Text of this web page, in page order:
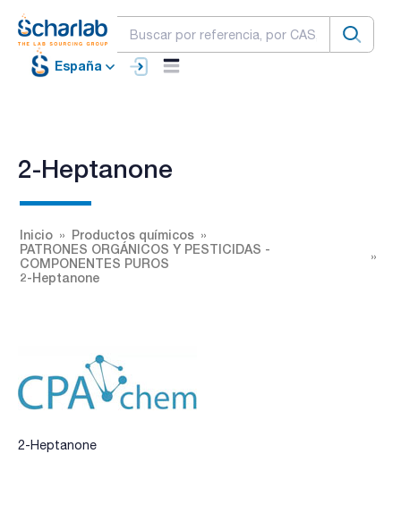
España
2-Heptanone
Inicio
Productos químicos
PATRONES ORGÁNICOS Y PESTICIDAS -
COMPONENTES PUROS
2-Heptanone
2-Heptanone